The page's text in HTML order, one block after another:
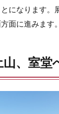
になります。
面に進みます。
、室堂